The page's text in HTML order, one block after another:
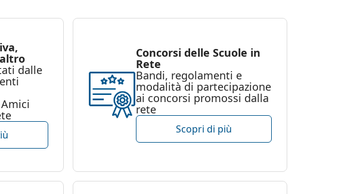
dalle
Concorsi delle Scuole in
Rete
Bandi, regolamenti e
modalità di partecipazione
ai concorsi promossi dalla
rete
Scopri di più